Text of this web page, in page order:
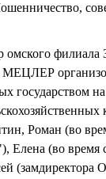
омского
государством
Роман (во
(во время